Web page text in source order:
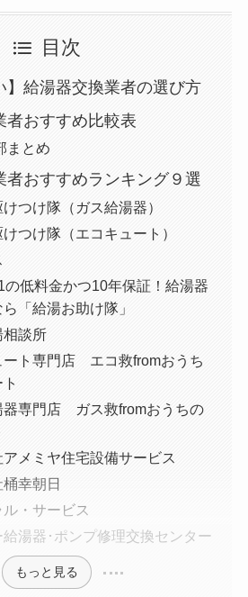
目次
】給湯器交換業者の選び方
者おすすめ比較表
まとめ
者おすすめランキング９選
つけ隊（ガス給湯器）
つけ隊（エコキュート）
の低料金かつ10年保証！給湯器
「給湯お助け隊」
相談所
ート専門店 エコ救fromおうち
器専門店 ガス救fromおうちの
メミヤ住宅設備サービス
幸朝日
・サービス
給湯器･ポンプ修理交換センター
もっと見る